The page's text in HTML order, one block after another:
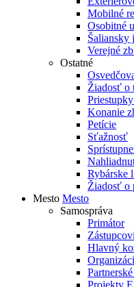
Mobilné
Osobitné
Šaliansky
Verejné
Ostatné
Žiadosť o
Konanie
Petície
Sťažnosť
Rybárske
Žiadosť o
Mesto Mesto
Samospráva
Primátor
Hlavný